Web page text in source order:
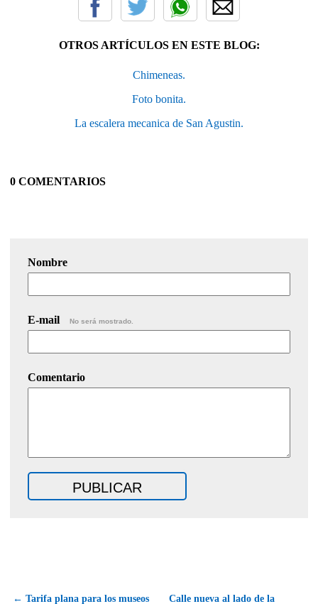
OTROS ARTÍCULOS EN ESTE BLOG:
Chimeneas.
Foto bonita.
La escalera mecanica de San Agustin.
0 COMENTARIOS
Nombre
E-mail No será mostrado.
Comentario
← Tarifa plana para los museos Calle nueva al lado de la